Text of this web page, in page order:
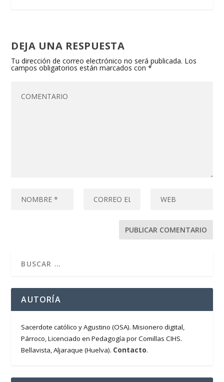
DEJA UNA RESPUESTA
Tu dirección de correo electrónico no será publicada. Los
campos obligatorios están marcados con*
AUTORÍA
Sacerdote católico y Agustino (OSA). Misionero digital,
Párroco, Licenciado en Pedagogía por Comillas CIHS.
Bellavista, Aljaraque (Huelva). Contacto.